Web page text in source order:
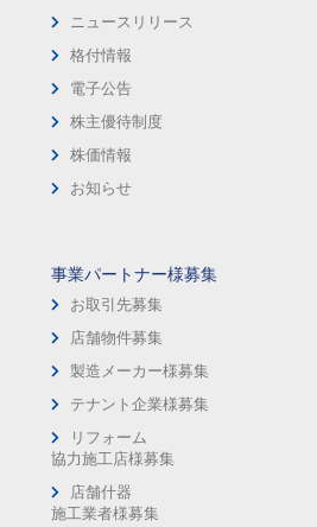
ニュースリリース
格付情報
電子公告
株主優待制度
株価情報
お知らせ
事業パートナー様募集
お取引先募集
店舗物件募集
製造メーカー様募集
テナント企業様募集
リフォーム
協力施工店様募集
店舗什器
施工業者様募集